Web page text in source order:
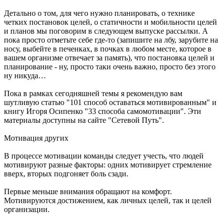
Детально о том, для чего нужно планировать, о технике
четких постановок целей, о статичности и мобильности целей
и планов мы поговорим в следующем выпуске рассылки. А
пока просто отметьте себе где-то (запишите на лбу, зарубите на
носу, выбейте в печенках, в почках в любом месте, которое в
вашем организме отвечает за память), что постановка целей и
планирование - ну, просто таки очень важно, просто без этого
ну никуда…
Пока в рамках сегодняшней темы я рекомендую вам
шутливую статью "101 способ оставаться мотивированным" и
книгу Игоря Осипенко "33 способа самомотивации". Эти
материалы доступны на сайте "Сетевой Путь".
Мотивация других
В процессе мотивации команды следует учесть, что людей
мотивируют разные факторы: одних мотивирует стремление
вверх, вторых подгоняет боль сзади.
Первые меньше внимания обращают на комфорт.
Мотивируются достижением, как личных целей, так и целей
организации.